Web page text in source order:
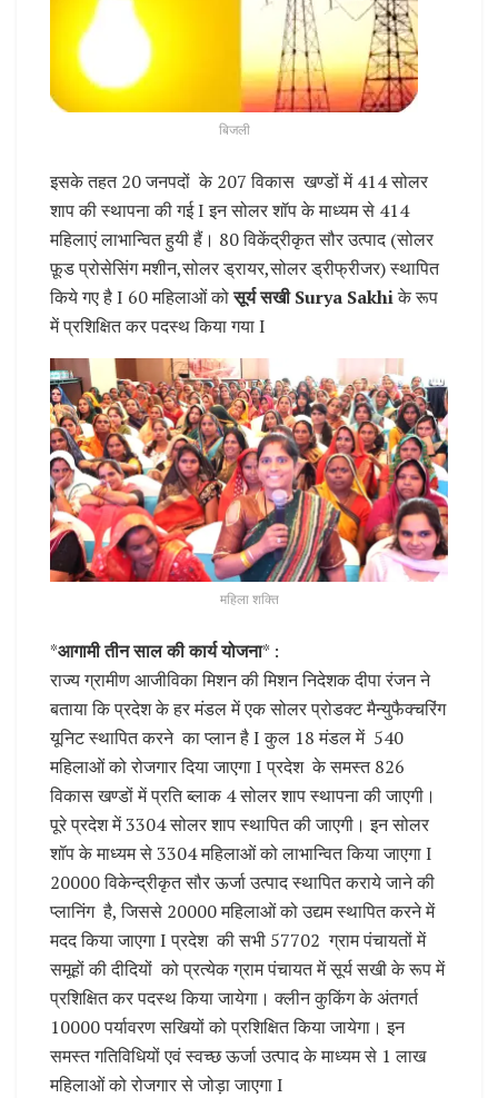
बिजली
इसके तहत 20 जनपदों के 207 विकास खण्डों में 414 सोलर
शाप की स्थापना की गई I इन सोलर शॉप के माध्यम‌ से 414
महिलाएं लाभान्वित हुयी हैं। 80 विकेंद्रीकृत सौर उत्पाद (सोलर
फ़ूड प्रोसेसिंग मशीन,सोलर ड्रायर,सोलर ड्रीफ्रीजर) स्थापित
किये गए है I 60 महिलाओं कोसूर्य सखी Surya Sakhiके रूप
में प्रशिक्षित कर पदस्थ किया गया I
महिला शक्ति
*आगामी तीन साल की कार्य योजना* :
राज्य ग्रामीण आजीविका मिशन की मिशन निदेशक दीपा रंजन ने
बताया कि प्रदेश के हर मंडल में एक सोलर प्रोडक्ट मैन्युफैक्चरिंग
यूनिट स्थापित करने का‌ प्लान‌ है I कुल 18 मंडल में 540
महिलाओं को रोजगार दिया जाएगा I प्रदेश के समस्त 826
विकास खण्डों में प्रति ब्लाक 4 सोलर शाप स्थापना की जाएगी।
पूरे प्रदेश में 3304 सोलर शाप स्थापित की जाएगी। इन सोलर
शॉप के माध्यम से 3304 महिलाओं को लाभान्वित किया जाएगा I
20000 विकेन्द्रीकृत सौर ऊर्जा उत्पाद स्थापित कराये जाने की
प्लानिंग है, जिससे 20000 महिलाओं को उद्यम स्थापित करने में
मदद किया जाएगा I प्रदेश की सभी 57702 ग्राम पंचायतों में
समूहों की दीदियों को प्रत्येक ग्राम पंचायत में सूर्य सखी के रूप में
प्रशिक्षित कर पदस्थ किया जायेगा। क्लीन कुकिंग के अंतगर्त
10000 पर्यावरण सखियों को प्रशिक्षित किया जायेगा। इन
समस्त गतिविधियों एवं स्वच्छ ऊर्जा उत्पाद के माध्यम से 1 लाख
महिलाओं को रोजगार से जोड़ा जाएगा I